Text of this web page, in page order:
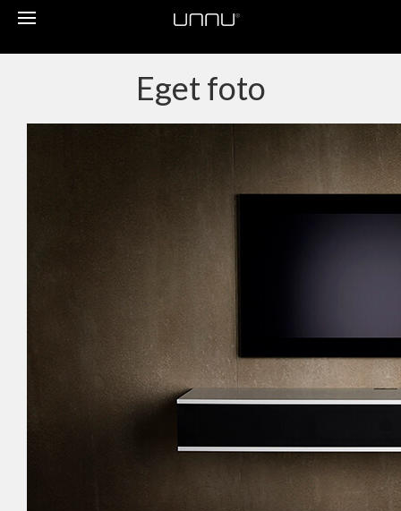
Toggle
navigation
Eget foto